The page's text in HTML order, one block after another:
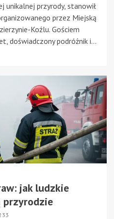
unikalnej przyrody, stanowił
przez Miejską
Koźlu. Gościem
doświadczony podróżnik i...
jak ludzkie
przyrodzie